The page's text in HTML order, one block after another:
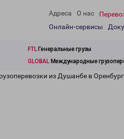
Адреса О нас
Онлайн-сервисы
FTLГенеральные грузы
GLOBALМеждународные
из Душанбе в Оренбург